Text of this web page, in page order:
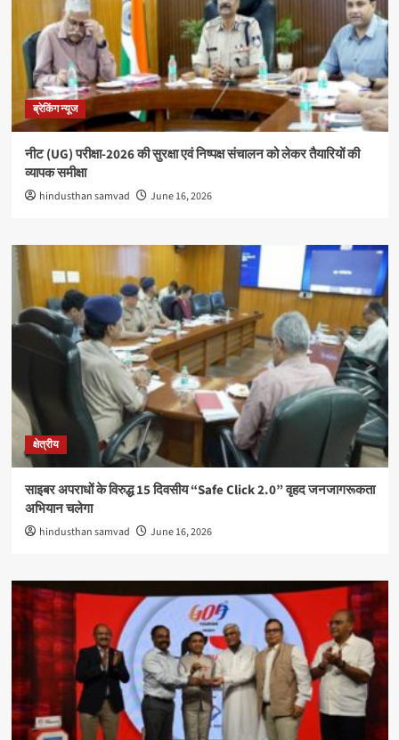
ब्रेकिंग न्यूज
नीट (UG) परीक्षा-2026 की सुरक्षा एवं निष्पक्ष संचालन को लेकर तैयारियों की
व्यापक समीक्षा
hindusthan samvad June 16, 2026
क्षेत्रीय
साइबर अपराधों के विरुद्ध 15 दिवसीय “Safe Click 2.0” वृहद जनजागरूकता
अभियान चलेगा
hindusthan samvad June 16, 2026